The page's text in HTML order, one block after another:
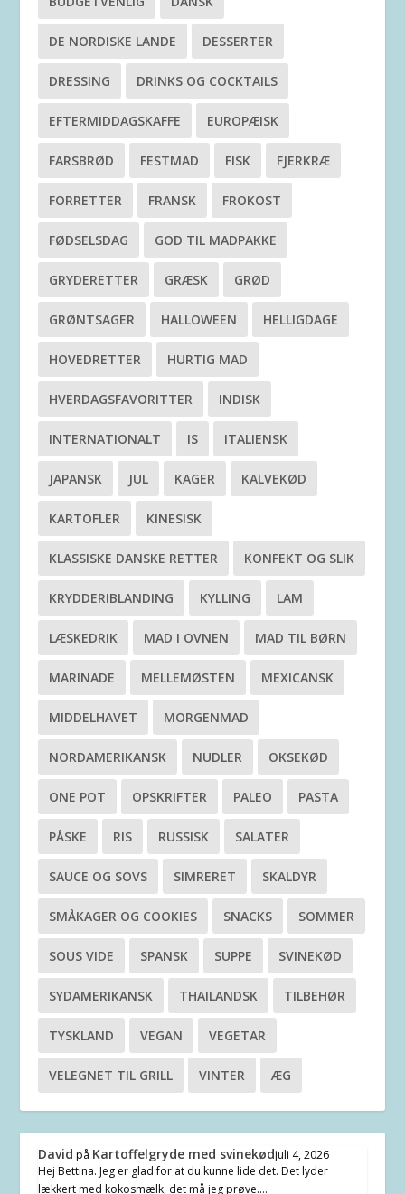
DE NORDISKE LANDE DESSERTER
DRESSING DRINKS OG COCKTAILS
EFTERMIDDAGSKAFFE EUROPÆISK
FARSBRØD FESTMAD FISK FJERKRÆ
FORRETTER FRANSK FROKOST
FØDSELSDAG GOD TIL MADPAKKE
GRYDERETTER GRÆSK GRØD
GRØNTSAGER HALLOWEEN HELLIGDAGE
HOVEDRETTER HURTIG MAD
HVERDAGSFAVORITTER INDISK
INTERNATIONALT IS ITALIENSK
JAPANSK JUL KAGER KALVEKØD
KARTOFLER KINESISK
KLASSISKE DANSKE RETTER KONFEKT OG SLIK
KRYDDERIBLANDING KYLLING LAM
LÆSKEDRIK MAD I OVNEN MAD TIL BØRN
MARINADE MELLEMØSTEN MEXICANSK
MIDDELHAVET MORGENMAD
NORDAMERIKANSK NUDLER OKSEKØD
ONE POT OPSKRIFTER PALEO PASTA
PÅSKE RIS RUSSISK SALATER
SAUCE OG SOVS SIMRERET SKALDYR
SMÅKAGER OG COOKIES SNACKS SOMMER
SOUS VIDE SPANSK SUPPE SVINEKØD
SYDAMERIKANSK THAILANDSK TILBEHØR
TYSKLAND VEGAN VEGETAR
VELEGNET TIL GRILL VINTER ÆG
David på Kartoffelgryde med svinekødjuli 4, 2026
Hej Bettina. Jeg er glad for at du kunne lide det. Det lyder
lækkert med kokosmælk, det må jeg prøve.…